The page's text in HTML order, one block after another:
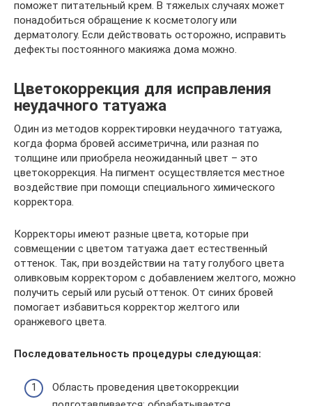
поможет питательный крем. В тяжелых случаях может
понадобиться обращение к косметологу или
дерматологу. Если действовать осторожно, исправить
дефекты постоянного макияжа дома можно.
Цветокоррекция для исправления
неудачного татуажа
Один из методов корректировки неудачного татуажа,
когда форма бровей ассиметрична, или разная по
толщине или приобрела неожиданный цвет – это
цветокоррекция. На пигмент осуществляется местное
воздействие при помощи специального химического
корректора.
Корректоры имеют разные цвета, которые при
совмещении с цветом татуажа дает естественный
оттенок. Так, при воздействии на тату голубого цвета
оливковым корректором с добавлением желтого, можно
получить серый или русый оттенок. От синих бровей
помогает избавиться корректор желтого или
оранжевого цвета.
Последовательность процедуры следующая:
Область проведения цветокоррекции